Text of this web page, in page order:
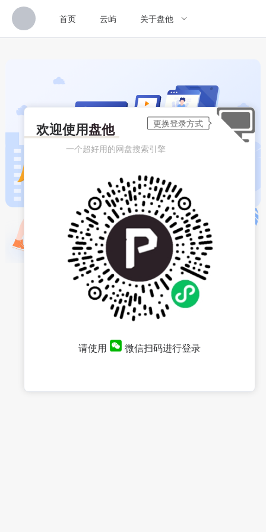
首页 云屿 关于盘他
欢迎使用盘他
一个超好用的网盘搜索引擎
请使用 微信扫码进行登录